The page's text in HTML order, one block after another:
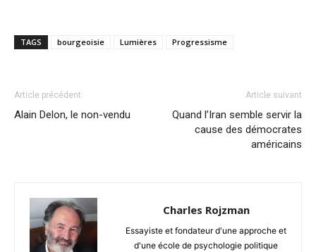
TAGS bourgeoisie Lumières Progressisme
Article précédent
Alain Delon, le non-vendu
Article suivant
Quand l’Iran semble servir la
cause des démocrates
américains
Charles Rojzman
Essayiste et fondateur d'une approche et
d'une école de psychologie politique